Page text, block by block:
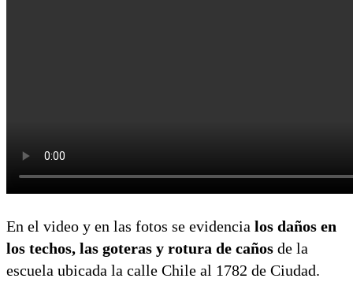
En el video y en las fotos se evidencia los daños en
los techos, las goteras y rotura de caños de la
escuela ubicada la calle Chile al 1782 de Ciudad.